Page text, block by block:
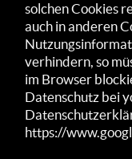
solchen Cookies
auch in anderen
verhindern, so
im Browser
Datenschutz bei
https://